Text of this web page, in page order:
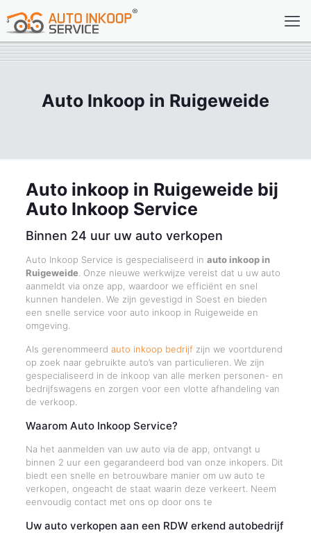
Auto Inkoop in Ruigeweide
Auto inkoop in Ruigeweide bij
Auto Inkoop Service
Binnen 24 uur uw auto verkopen
Auto Inkoop Service is gespecialiseerd in auto inkoop in
Ruigeweide. Onze nieuwe werkwijze vereist dat u uw auto
aanmeldt via onze app, waardoor we efficiënt en snel
kunnen handelen. We zijn gevestigd in Soest en bieden
een snelle service voor auto inkoop in Ruigeweide en
omgeving.
Als gerenommeerd auto inkoop bedrijfzijn we voortdurend
op zoek naar gebruikte auto’s van particulieren. We zijn
gespecialiseerd in de inkoop van alle merken personen- en
bedrijfswagens en zorgen voor een vlotte afhandeling van
de verkoop.
Waarom Auto Inkoop Service?
Na het aanmelden van uw auto via de app, ontvangt u
binnen 2 uur een gegarandeerd bod van onze inkopers. Dit
biedt een snelle en betrouwbare manier om uw auto te
verkopen, ongeacht de staat waarin deze verkeert. Neem
eenvoudig contact met ons op door ons te
Uw auto verkopen aan een RDW erkend autobedrijf